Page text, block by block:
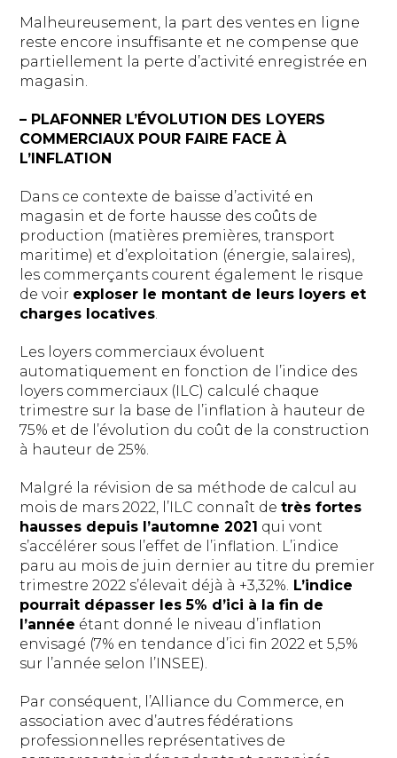
Malheureusement, la part des ventes en ligne
reste encore insuffisante et ne compense que
partiellement la perte d’activité enregistrée en
magasin.
– PLAFONNER L’ÉVOLUTION DES LOYERS
COMMERCIAUX POUR FAIRE FACE À
L’INFLATION
Dans ce contexte de baisse d’activité en
magasin et de forte hausse des coûts de
production (matières premières, transport
maritime) et d’exploitation (énergie, salaires),
les commerçants courent également le risque
de voir exploser le montant de leurs loyers et
charges locatives.
Les loyers commerciaux évoluent
automatiquement en fonction de l’indice des
loyers commerciaux (ILC) calculé chaque
trimestre sur la base de l’inflation à hauteur de
75% et de l’évolution du coût de la construction
à hauteur de 25%.
Malgré la révision de sa méthode de calcul au
mois de mars 2022, l’ILC connaît detrès fortes
hausses depuis l’automne 2021 qui vont
s’accélérer sous l’effet de l’inflation. L’indice
paru au mois de juin dernier au titre du premier
trimestre 2022 s’élevait déjà à +3,32%. L’indice
pourrait dépasser les 5% d’ici à la fin de
l’année étant donné le niveau d’inflation
envisagé (7% en tendance d’ici fin 2022 et 5,5%
sur l’année selon l’INSEE).
Par conséquent, l’Alliance du Commerce, en
association avec d’autres fédérations
professionnelles représentatives de